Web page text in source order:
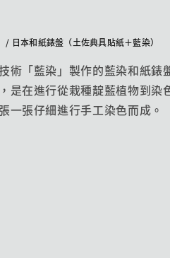
日本和紙錶盤（土佐典具貼紙＋藍染）
術「藍染」製作的藍染和紙錶
是在進行從栽種靛藍植物到染
一張仔細進行手工染色而成。